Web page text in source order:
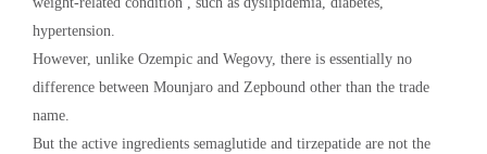
hypertension.
However, unlike Ozempic and Wegovy, there is essentially no
difference between Mounjaro and Zepbound other than the trade
name.
But the active ingredients semaglutide and tirzepatide are not the